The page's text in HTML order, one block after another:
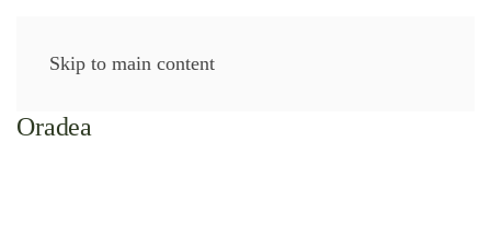
Skip to main content